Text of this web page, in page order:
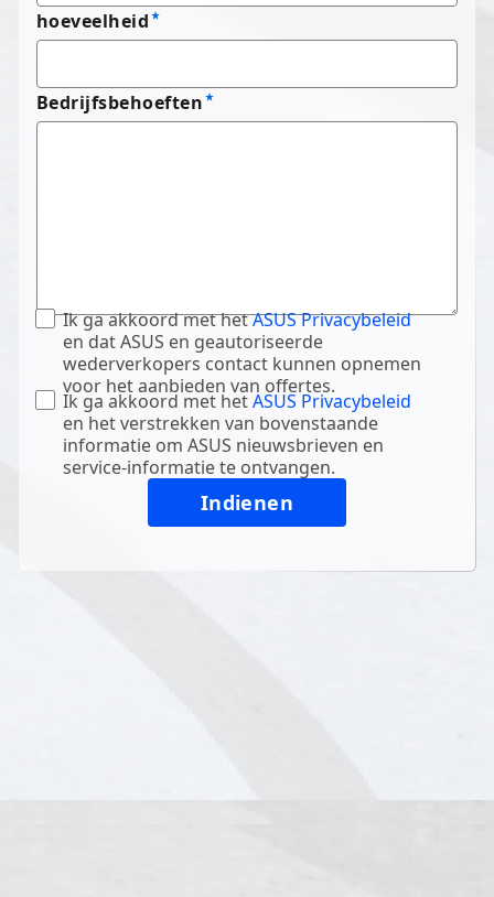
hoeveelheid
Bedrijfsbehoeften
Ik ga akkoord met hetASUS Privacybeleid
en dat ASUS en geautoriseerde
wederverkopers contact kunnen opnemen
voor het aanbieden van offertes.
Ik ga akkoord met hetASUS Privacybeleid
en het verstrekken van bovenstaande
informatie om ASUS nieuwsbrieven en
service-informatie te ontvangen.